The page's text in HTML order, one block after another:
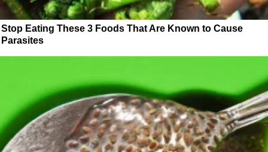
Stop Eating These 3 Foods That Are Known to Cause
Parasites